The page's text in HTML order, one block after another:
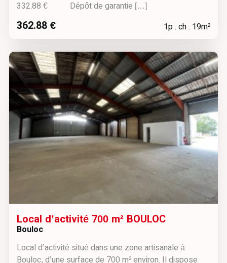
332.88 € Dépôt de garantie […]
362.88 € 1p . ch . 19m²
Local d’activité 700 m² BOULOC
Bouloc
Local d’activité situé dans une zone artisanale à
Bouloc, d’une surface de 700 m² environ. Il dispose